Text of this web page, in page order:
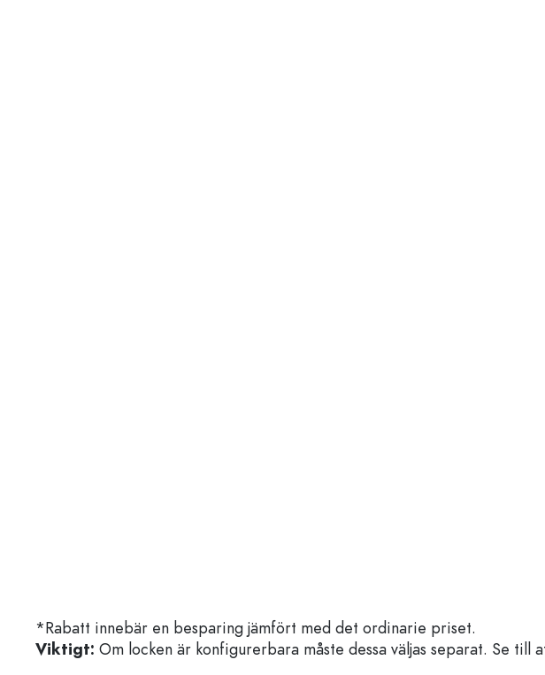
*Rabatt innebär en besparing jämfört med det ordinarie priset.
Viktigt: Om locken är konfigurerbara måste dessa väljas separat. Se till